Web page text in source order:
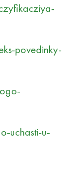
povedinky-
uchasti-u-